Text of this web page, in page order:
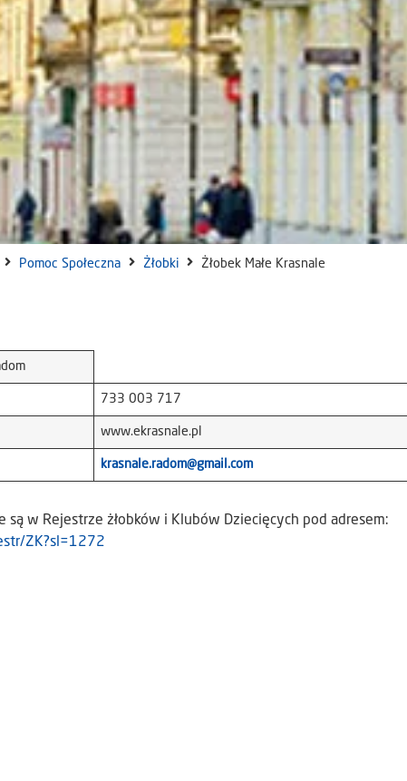
Pomoc Społeczna Żłobki Żłobek Małe Krasnale
733 003 717
www.ekrasnale.pl
krasnale.radom@gmail.com
są w Rejestrze żłobków i Klubów Dziecięcych pod adresem:
ZK?sl=1272